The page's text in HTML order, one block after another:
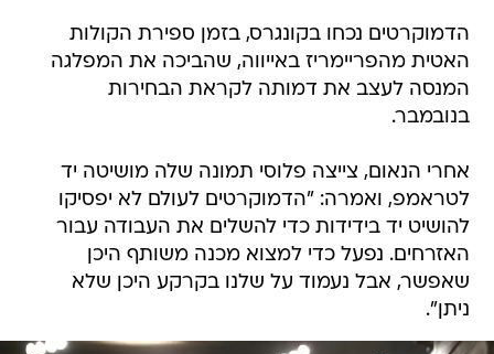
הדמוקרטים נכחו בקונגרס, בזמן ספירת הקולות
האטית מהפריימריז באייווה, שהביכה את המפלגה
המנסה לעצב את דמותה לקראת הבחירות
בנובמבר.
אחרי הנאום, צייצה פלוסי תמונה שלה מושיטה יד
לטראמפ, ואמרה: "הדמוקרטים לעולם לא יפסיקו
להושיט יד בידידות כדי להשלים את העבודה עבור
האזרחים. נפעל כדי למצוא מכנה משותף היכן
שאפשר, אבל נעמוד על שלנו בקרקע היכן שלא
ניתן".